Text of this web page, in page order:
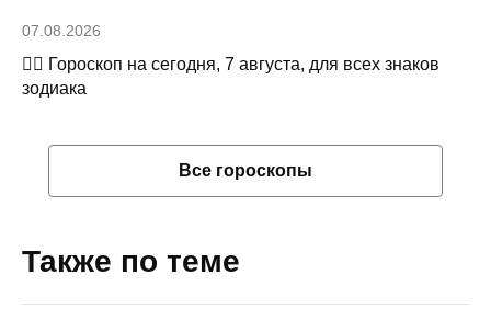
07.08.2026
🧙‍♀ Гороскоп на сегодня, 7 августа, для всех знаков
зодиака
Все гороскопы
Также по теме